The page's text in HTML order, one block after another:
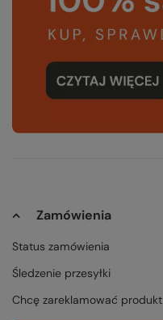
Zamówienia
Status zamówienia
Śledzenie przesyłki
Chcę zareklamować produkt